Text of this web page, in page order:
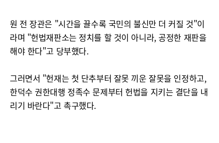
원 전 장관은 "시간을 끌수록 국민의 불신만 더 커질 것"이
라며 "헌법재판소는 정치를 할 것이 아니라, 공정한 재판을
해야 한다"고 당부했다.
그러면서 "헌재는 첫 단추부터 잘못 끼운 잘못을 인정하고,
한덕수 권한대행 정족수 문제부터 헌법을 지키는 결단을 내
리기 바란다"고 촉구했다.